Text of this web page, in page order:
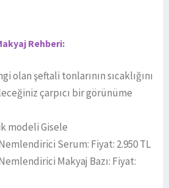
Rehberi:
olan şeftali tonlarının sıcaklığını
çarpıcı bir görünüme
modeli Gisele
Serum: Fiyat: 2.950 TL
Makyaj Bazı: Fiyat: